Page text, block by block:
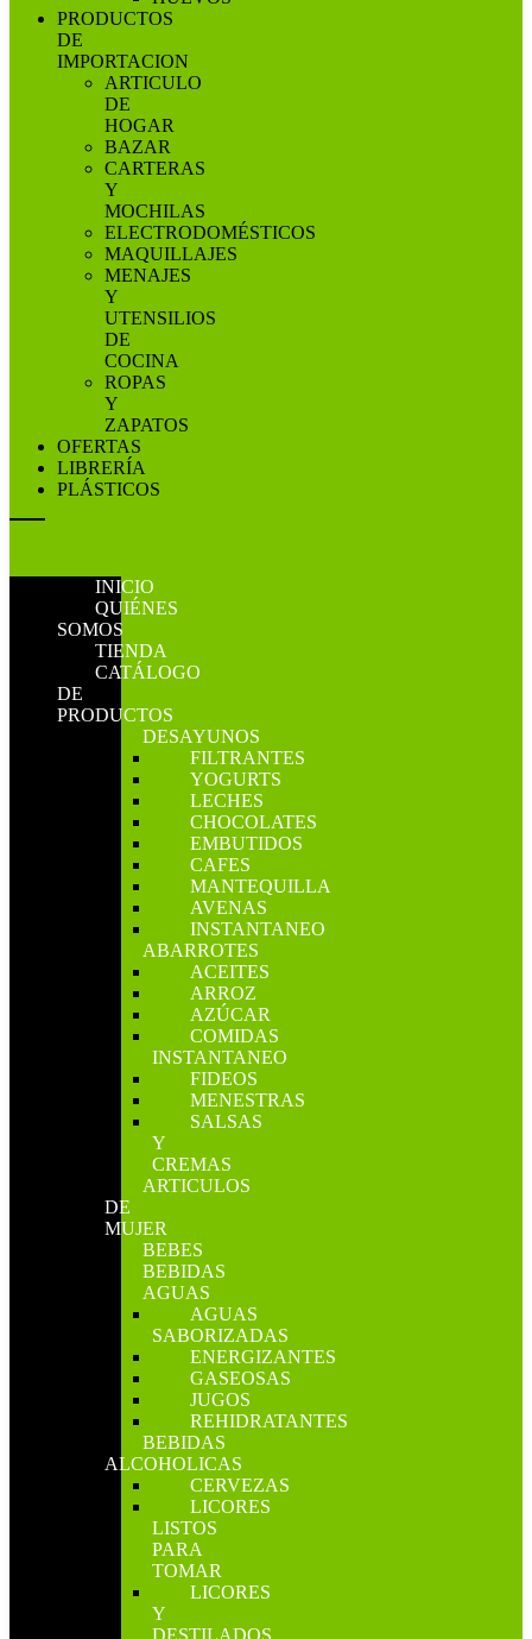
PRODUCTOS
DE
IMPORTACION
ARTICULO
DE
HOGAR
BAZAR
CARTERAS
Y
MOCHILAS
ELECTRODOMÉSTICOS
MAQUILLAJES
MENAJES
Y
UTENSILIOS
DE
COCINA
ROPAS
Y
ZAPATOS
OFERTAS
LIBRERÍA
PLÁSTICOS
INICIO
QUIÉNES
SOMOS
TIENDA
CATÁLOGO
DE
PRODUCTOS
DESAYUNOS
FILTRANTES
YOGURTS
LECHES
CHOCOLATES
EMBUTIDOS
CAFES
MANTEQUILLA
AVENAS
INSTANTANEO
ABARROTES
ACEITES
ARROZ
AZÚCAR
COMIDAS
INSTANTANEO
FIDEOS
MENESTRAS
SALSAS
Y
CREMAS
ARTICULOS
DE
MUJER
BEBES
BEBIDAS
AGUAS
AGUAS
SABORIZADAS
ENERGIZANTES
GASEOSAS
JUGOS
REHIDRATANTES
BEBIDAS
ALCOHOLICAS
CERVEZAS
LICORES
LISTOS
PARA
TOMAR
LICORES
Y
DESTILADOS